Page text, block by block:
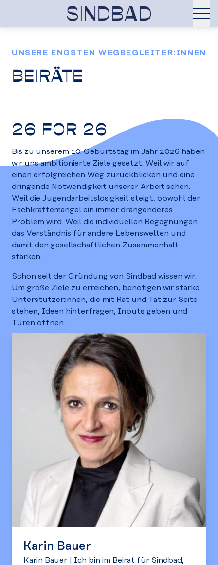
UNSERE ENGSTEN WEGBEGLEITER:INNEN
BEIRÄTE
26 FOR 26
Bis zu unserem 10. Geburtstag im Jahr 2026 haben
wir uns ambitionierte Ziele gesetzt. Weil wir auf
einen erfolgreichen Weg zurückblicken und eine
dringende Notwendigkeit unserer Arbeit sehen.
Weil die Jugendarbeitslosigkeit steigt, obwohl der
Fachkräftemangel ein immer drängenderes
Problem wird. Weil die individuellen Begegnungen
das Verständnis für andere Lebenswelten und
damit den gesellschaftlichen Zusammenhalt
stärken.
Schon seit der Gründung von Sindbad wissen wir:
Um große Ziele zu erreichen, benötigen wir starke
Unterstützer:innen, die mit Rat und Tat zur Seite
stehen, Ideen hinterfragen, Inputs geben und
Türen öffnen.
Darum gründen wir “26 for 26” - einen Beirat, der
uns unterstützt, unsere Ziele bis zum Jahr 2026
zu erreichen.
Karin Bauer
Karin Bauer
Ich bin im Beirat für Sindbad,